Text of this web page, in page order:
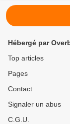
Hébergé par
Top articles
Pages
Contact
Signaler un abus
C.G.U.